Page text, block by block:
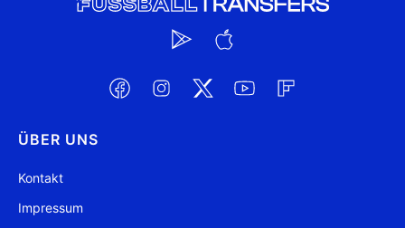
ÜBER UNS
Kontakt
Impressum